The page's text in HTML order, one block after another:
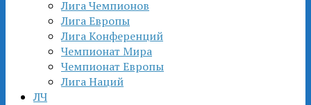
Лига Чемпионов
Лига Европы
Лига Конференций
Чемпионат Мира
Чемпионат Европы
Лига Наций
ЛЧ